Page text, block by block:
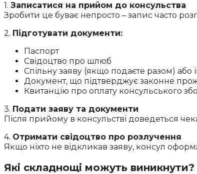
1. Записатися на прийом до консульства
Зробити це буває непросто – запис часто
2. Підготувати документи:
Паспорт
Свідоцтво про шлюб
Спільну заяву (якщо подаєте разом) або
Документ, що підтверджує законне
Квитанцію про оплату консульського
3. Подати заяву та документи
Після прийому в консульстві доведеться
4. Отримати свідоцтво про розлучення
Якщо ніхто не відкликав заяву, консул
Які складнощі можуть виникнути?